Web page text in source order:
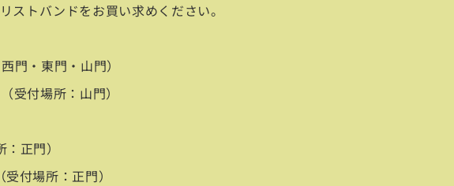
ストバンドをお買い求めください。
門・東門・山門）
受付場所：山門）
正門）
付場所：正門）